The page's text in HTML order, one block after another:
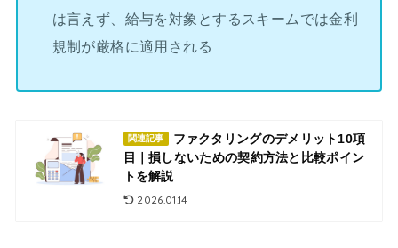
は言えず、給与を対象とするスキームでは金利
規制が厳格に適用される
関連記事
ファクタリングのデメリット10項
目｜損しないための契約方法と比較ポイン
トを解説
2026.01.14